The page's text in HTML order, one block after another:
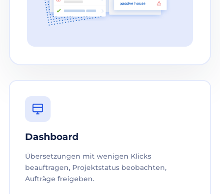
Dashboard
Übersetzungen mit wenigen Klicks
beauftragen, Projektstatus beobachten,
Aufträge freigeben.